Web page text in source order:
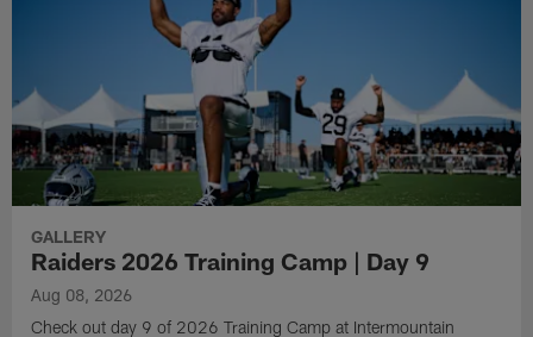
GALLERY
Raiders 2026 Training Camp | Day 9
Aug 08, 2026
Check out day 9 of 2026 Training Camp at Intermountain